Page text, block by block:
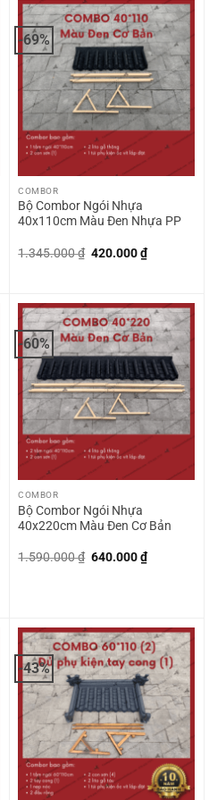
5
-69%
COMBOR
Bộ Combor Ngói Nhựa
40x110cm Màu Đen Nhựa PP
1.345.000₫ Giá
420.000₫Giá
hiện
-60%
COMBOR
Bộ Combor Ngói Nhựa
40x220cm Màu Đen Cơ Bản
1.590.000₫ Giá
640.000₫Giá
hiện
-43%